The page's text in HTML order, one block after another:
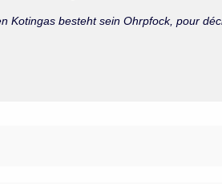
besteht sein Ohrpfock, pour